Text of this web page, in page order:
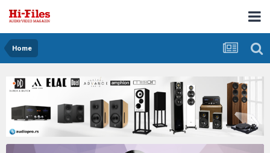
Home